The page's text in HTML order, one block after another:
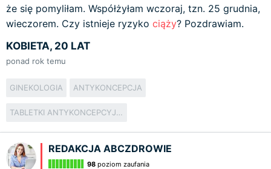
że się pomyliłam. Współżyłam wczoraj, tzn. 25 grudnia,
wieczorem. Czy istnieje ryzyko ciąży? Pozdrawiam.
KOBIETA, 20 LAT
ponad rok temu
GINEKOLOGIA ANTYKONCEPCJA
TABLETKI ANTYKONCEPCYJNE
REDAKCJA ABCZDROWIE
98 poziom zaufania